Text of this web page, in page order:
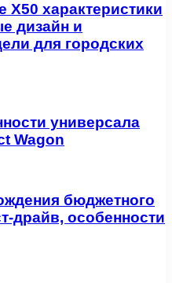
характеристики
дизайн и
для городских
универсала
Wagon
бюджетного
драйв, особенности